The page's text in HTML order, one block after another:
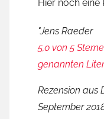
Hier noch eine
"Jens Raeder
5,0 von 5
genannten
Rezension aus
September